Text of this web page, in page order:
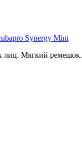
Synergy Mini
лиц. Мягкий ремешок.